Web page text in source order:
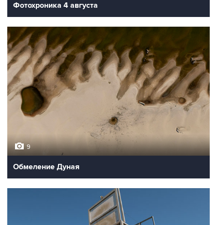
Фотохроника 4 августа
9
Обмеление Дуная